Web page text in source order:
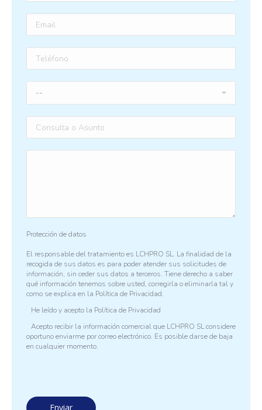
Protección de datos
El responsable del tratamiento es LCHPRO SL. La finalidad de la
recogida de sus datos es para poder atender sus solicitudes de
información, sin ceder sus datos a terceros. Tiene derecho a saber
qué información tenemos sobre usted, corregirla o eliminarla tal y
como se explica en la Política de Privacidad.
He leído y acepto la Política de Privacidad
Acepto recibir la información comercial que LCHPRO SL considere
oportuno enviarme por correo electrónico. Es posible darse de baja
en cualquier momento.